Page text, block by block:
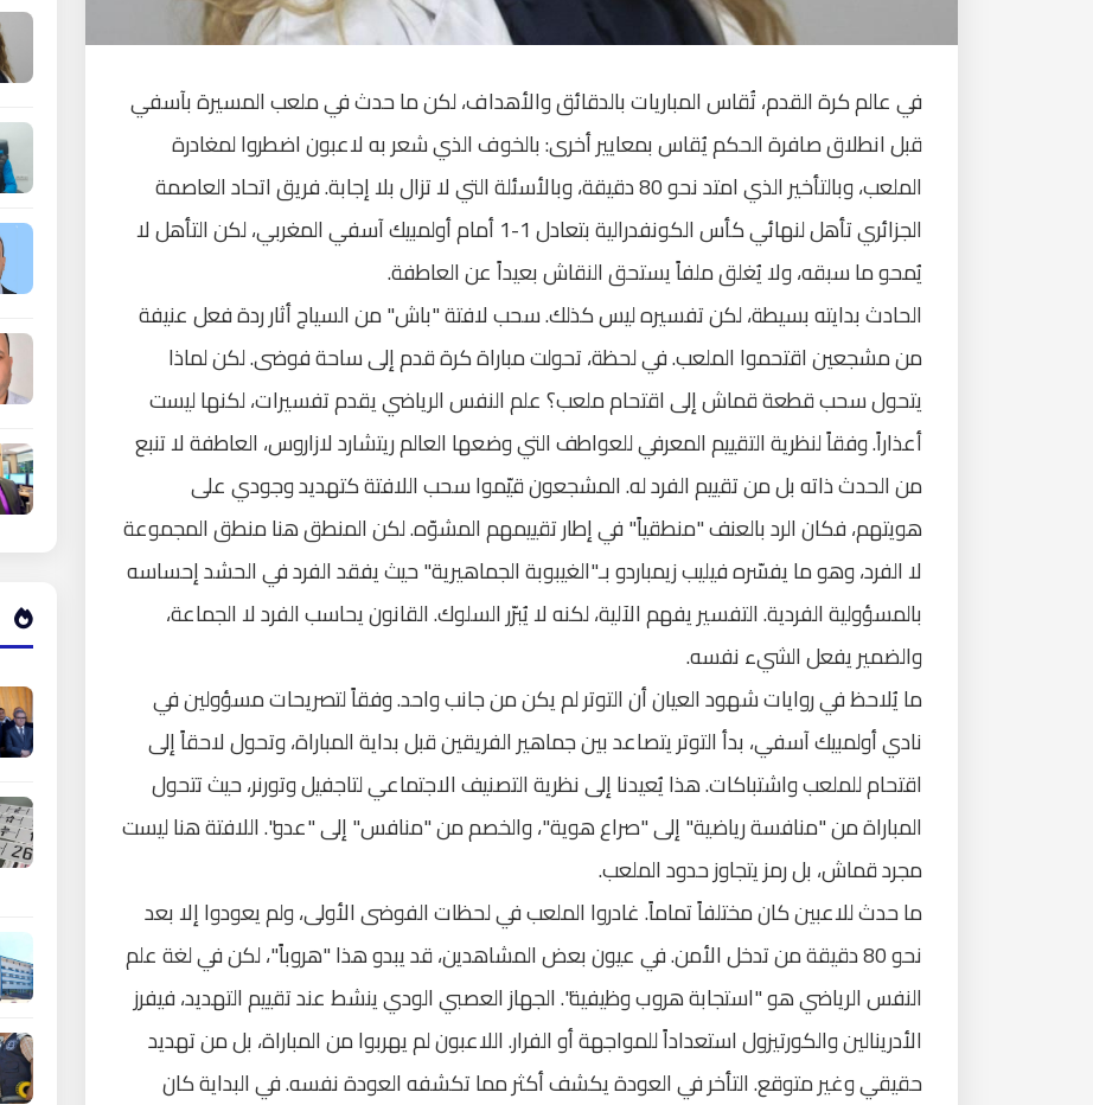
في عالم كرة القدم، تُقاس المباريات بالدقائق والأهداف، لكن ما حدث في ملعب المسيرة بآسفي
قبل انطلاق صافرة الحكم يُقاس بمعايير أخرى: بالخوف الذي شعر به لاعبون اضطروا لمغادرة
الملعب، وبالتأخير الذي امتد نحو 80 دقيقة، وبالأسئلة التي لا تزال بلا إجابة. فريق اتحاد العاصمة
الجزائري تأهل لنهائي كأس الكونفدرالية بتعادل 1-1 أمام أولمبيك آسفي المغربي، لكن التأهل لا
يُمحو ما سبقه، ولا يُغلق ملفاً يستحق النقاش بعيداً عن العاطفة.
الحادث بدايته بسيطة، لكن تفسيره ليس كذلك. سحب لافتة "باش" من السياج أثار ردة فعل عنيفة
من مشجعين اقتحموا الملعب. في لحظة، تحولت مباراة كرة قدم إلى ساحة فوضى. لكن لماذا
يتحول سحب قطعة قماش إلى اقتحام ملعب؟ علم النفس الرياضي يقدم تفسيرات، لكنها ليست
أعذاراً. وفقاً لنظرية التقييم المعرفي للعواطف التي وضعها العالم ريتشارد لازاروس، العاطفة لا تنبع
من الحدث ذاته بل من تقييم الفرد له. المشجعون قيّموا سحب اللافتة كتهديد وجودي على
هويتهم، فكان الرد بالعنف "منطقياً" في إطار تقييمهم المشوّه. لكن المنطق هنا منطق المجموعة
لا الفرد، وهو ما يفسّره فيليب زيمباردو بـ"الغيبوبة الجماهيرية" حيث يفقد الفرد في الحشد إحساسه
بالمسؤولية الفردية. التفسير يفهم الآلية، لكنه لا يُبرّر السلوك. القانون يحاسب الفرد لا الجماعة،
والضمير يفعل الشيء نفسه.
ما يُلاحظ في روايات شهود العيان أن التوتر لم يكن من جانب واحد. وفقاً لتصريحات مسؤولين في
نادي أولمبيك آسفي، بدأ التوتر يتصاعد بين جماهير الفريقين قبل بداية المباراة، وتحول لاحقاً إلى
اقتحام للملعب واشتباكات. هذا يُعيدنا إلى نظرية التصنيف الاجتماعي لتاجفيل وتورنر، حيث تتحول
المباراة من "منافسة رياضية" إلى "صراع هوية"، والخصم من "منافس" إلى "عدو". اللافتة هنا ليست
مجرد قماش، بل رمز يتجاوز حدود الملعب.
ما حدث للاعبين كان مختلفاً تماماً. غادروا الملعب في لحظات الفوضى الأولى، ولم يعودوا إلا بعد
نحو 80 دقيقة من تدخل الأمن. في عيون بعض المشاهدين، قد يبدو هذا "هروباً"، لكن في لغة علم
النفس الرياضي هو "استجابة هروب وظيفية". الجهاز العصبي الودي ينشط عند تقييم التهديد، فيفرز
الأدرينالين والكورتيزول استعداداً للمواجهة أو الفرار. اللاعبون لم يهربوا من المباراة، بل من تهديد
حقيقي وغير متوقع. التأخر في العودة يكشف أكثر مما تكشفه العودة نفسه. في البداية كان